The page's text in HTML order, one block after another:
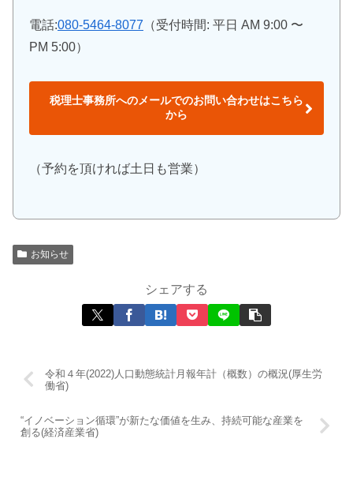
電話:080-5464-8077 （受付時間: 平日 AM 9:00 〜
PM 5:00）
税理士事務所へのメールでのお問い合わせはこちら
から
（予約を頂ければ土日も営業）
お知らせ
シェアする
令和４年(2022)人口動態統計月報年計（概数）の概況(厚生労
働省)
“イノベーション循環”が新たな価値を生み、持続可能な産業を
創る(経済産業省)